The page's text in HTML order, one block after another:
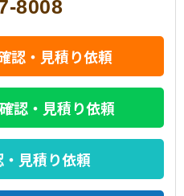
8008
認・見積り依頼
認・見積り依頼
見積り依頼